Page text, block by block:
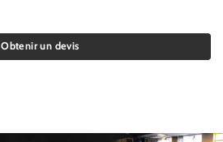
Obtenir un devis